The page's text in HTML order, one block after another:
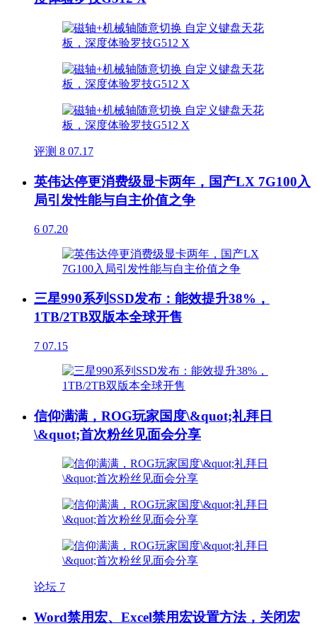
评测 8 07.17
英伟达停更消费级显卡两年，国产LX 7G100入
局引发性能与自主价值之争
6 07.20
三星990系列SSD发布：能效提升38%，
1TB/2TB双版本全球开售
7 07.15
信仰满满，ROG玩家国度\&quot;礼拜日
\&quot;首次粉丝见面会分享
论坛 7
Word禁用宏、Excel禁用宏设置方法，关闭宏